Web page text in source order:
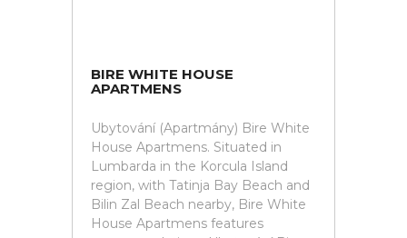
BIRE WHITE HOUSE
APARTMENS
Ubytování (Apartmány) Bire White
House Apartmens. Situated in
Lumbarda in the Korcula Island
region, with Tatinja Bay Beach and
Bilin Zal Beach nearby, Bire White
House Apartmens features